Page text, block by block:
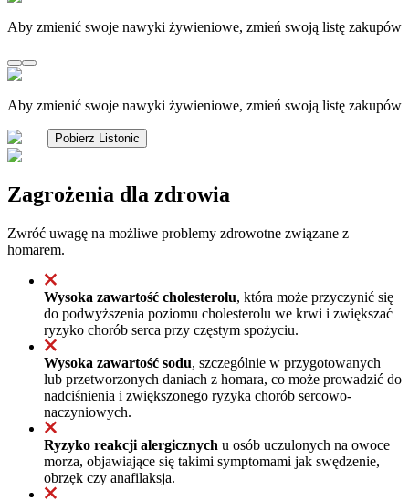
Aby zmienić swoje nawyki żywieniowe, zmień swoją listę zakupów
Aby zmienić swoje nawyki żywieniowe, zmień swoją listę zakupów
Pobierz Listonic
Zagrożenia dla zdrowia
Zwróć uwagę na możliwe problemy zdrowotne związane z
homarem.
Wysoka zawartość cholesterolu, która może przyczynić się
do podwyższenia poziomu cholesterolu we krwi i zwiększać
ryzyko chorób serca przy częstym spożyciu.
Wysoka zawartość sodu, szczególnie w przygotowanych
lub przetworzonych daniach z homara, co może prowadzić do
nadciśnienia i zwiększonego ryzyka chorób sercowo-
naczyniowych.
Ryzyko reakcji alergicznych u osób uczulonych na owoce
morza, objawiające się takimi symptomami jak swędzenie,
obrzęk czy anafilaksja.